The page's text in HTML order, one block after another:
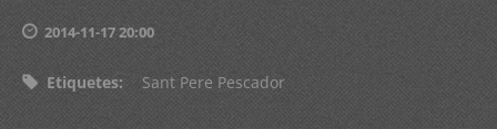
2014-11-17 20:00
Etiquetes: Sant Pere Pescador